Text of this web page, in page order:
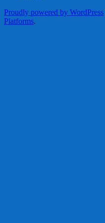
Proudly powered by WordPress
Platforms.